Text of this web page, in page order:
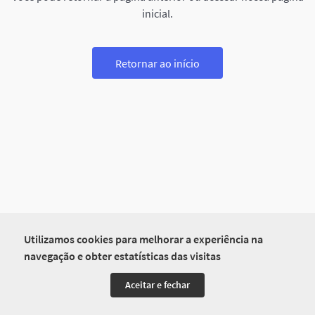
Utilizamos cookies para melhorar a experiência na
navegação e obter estatísticas das visitas
Aceitar e fechar
inicial.
Retornar ao início